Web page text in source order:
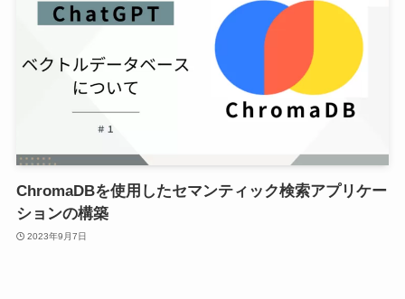
ChromaDBを使用したセマンティック検索アプリケー
ションの構築
2023年9月7日